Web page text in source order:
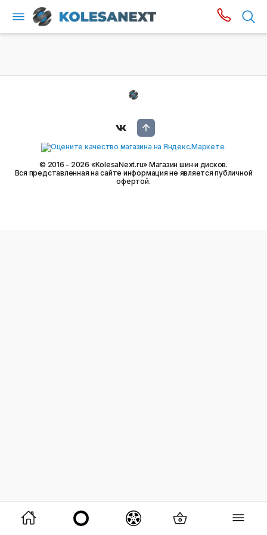
© 2016 - 2026 «KolesaNext.ru» Магазин шин и дисков.
Вся представленная на сайте информация не является публичной
офертой.